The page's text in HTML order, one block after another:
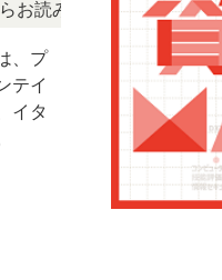
いただけます。 NEWS!
、プ
テイ
イタ